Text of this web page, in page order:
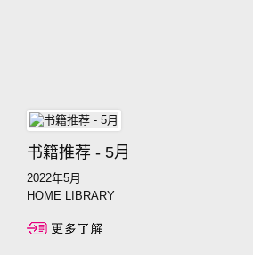
书籍推荐 - 5月
2022年5月
HOME LIBRARY